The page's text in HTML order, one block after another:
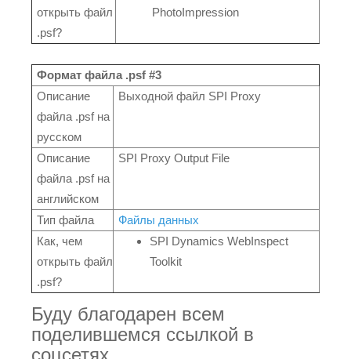
открыть файл
.psf?
PhotoImpression
Формат файла .psf #3
Описание
файла .psf на
русском
Выходной файл SPI Proxy
Описание
файла .psf на
английском
SPI Proxy Output File
Тип файла
Файлы данных
Как, чем
открыть файл
.psf?
SPI Dynamics WebInspect
Toolkit
Буду благодарен всем
поделившемся ссылкой в
соцсетях